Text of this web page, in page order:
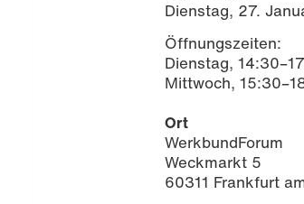
Dienstag, 27.
Öffnungszeiten:
Dienstag,
Mittwoch,
Ort
WerkbundForum
Weckmarkt 5
60311 Frankfurt